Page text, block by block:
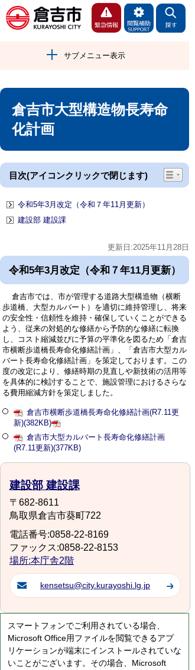
サブメニュー表示
倉吉市大型構造物長寿命
化計画
目次(アイコンクリックで閉じます)
令和5年3月改定（令和７年11月更新）
建設部 建設課
更新日:2025年11月28日
令和5年3月改定（令和７年11月更新）
倉吉市では、市が管理する道路大型構造物（横断
歩道橋、大型カルバート）を適切に維持管理し、将来
の安全性・信頼性を維持・確保していくことができる
よう、従来の対処的な修繕から予防的な修繕に転換
し、コスト縮減並びに予算の平準化を図るため「倉吉
市横断歩道橋長寿命化修繕計画」、「倉吉市大型カル
バート長寿命化修繕計画」を策定しております。この
度の改定により、修繕時期の見直しや新技術の活用等
を具体的に検討することで、施設管理におけるさらな
る費用縮減方針を策定しました。
倉吉市横断歩道橋長寿命化修繕計画(R7.11更
新)(382KB)
倉吉市大型カルバート長寿命化修繕計画
(R7.11更新)(377KB)
建設部 建設課
〒682-8611
鳥取県倉吉市葵町722
電話番号:0858-22-8169
ファックス:0858-22-8153
場所:本庁舎2階
kensetsu@city.kurayoshi.lg.jp
スマートフォンでご利用されている場合、
Microsoft Office用ファイルを閲覧できるアプ
リケーションが端末にインストールされていな
いことがございます。その場合、Microsoft